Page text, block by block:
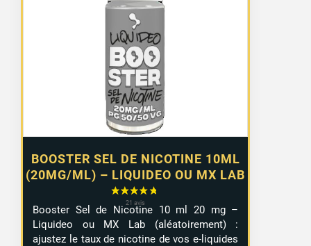
BOOSTER SEL DE NICOTINE 10ML
(20MG/ML) – LIQUIDEO OU MX LAB
prix :
1,10 €
à
9,99 €
Booster Sel de Nicotine 10 ml 20 mg –
Liquideo ou MX Lab (aléatoirement) :
ajustez le taux de nicotine de vos e-liquides